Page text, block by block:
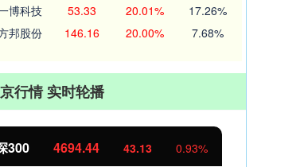
博科技 53.33 20.01% 17.26%
邦股份 146.16 20.00% 7.68%
行情 实时轮播
50 1134.24 11.37 1.01%